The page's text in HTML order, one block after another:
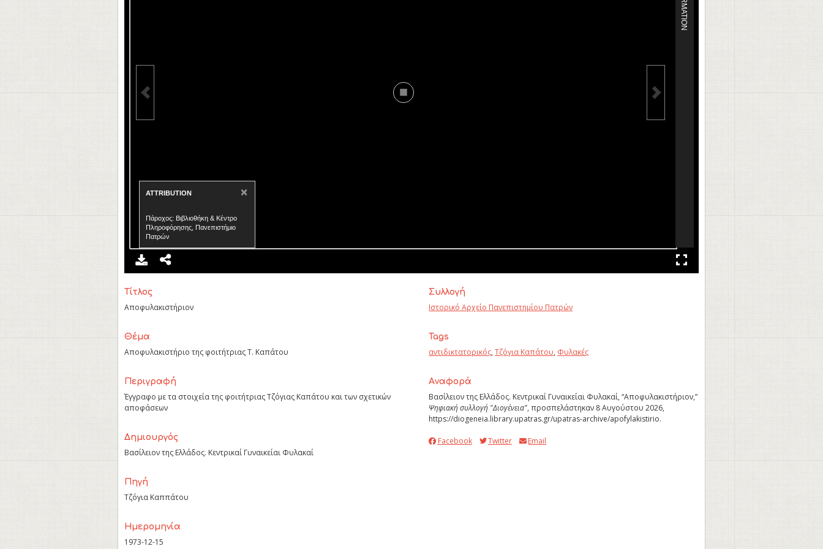
ATTRIBUTION ×
Πάροχος: Βιβλιοθήκη & Κέντρο
Πληροφόρησης, Πανεπιστήμιο
Πατρών
Τίτλος
Αποφυλακιστήριον
Θέμα
Αποφυλακιστήριο της φοιτήτριας Τ. Καπάτου
Περιγραφή
Έγγραφο με τα στοιχεία της φοιτήτριας Τζόγιας Καπάτου και των σχετικών
αποφάσεων
Δημιουργός
Βασίλειον της Ελλάδος. Κεντρικαί Γυναικείαι Φυλακαί
Πηγή
Τζόγια Καππάτου
Ημερομηνία
1973-12-15
Συλλογή
Ιστορικό Αρχείο Πανεπιστημίου Πατρών
Tags
αντιδικτατορικός,Τζόγια Καπάτου, Φυλακές
Aναφορά
Βασίλειον της Ελλάδος. Κεντρικαί Γυναικείαι Φυλακαί, “Αποφυλακιστήριον,”
Ψηφιακή συλλογή "Διογένεια", προσπελάστηκαν 8 Αυγούστου 2026,
https://diogeneia.library.upatras.gr/upatras-archive/apofylakistirio.
Facebook Twitter Email